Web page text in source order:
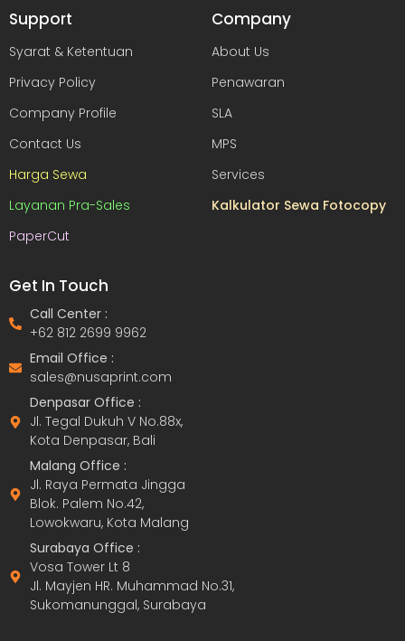
Support
Syarat & Ketentuan
Privacy Policy
Company Profile
Contact Us
Harga Sewa
Layanan Pra-Sales
PaperCut
Company
About Us
Penawaran
SLA
MPS
Services
Kalkulator Sewa Fotocopy
Get In Touch
Call Center :
+62 812 2699 9962
Email Office :
sales@nusaprint.com
Denpasar Office :
Jl. Tegal Dukuh V No.88x,
Kota Denpasar, Bali
Malang Office :
Jl. Raya Permata Jingga
Blok. Palem No.42,
Lowokwaru, Kota Malang
Surabaya Office :
Vosa Tower Lt 8
Jl. Mayjen HR. Muhammad No.31,
Sukomanunggal, Surabaya